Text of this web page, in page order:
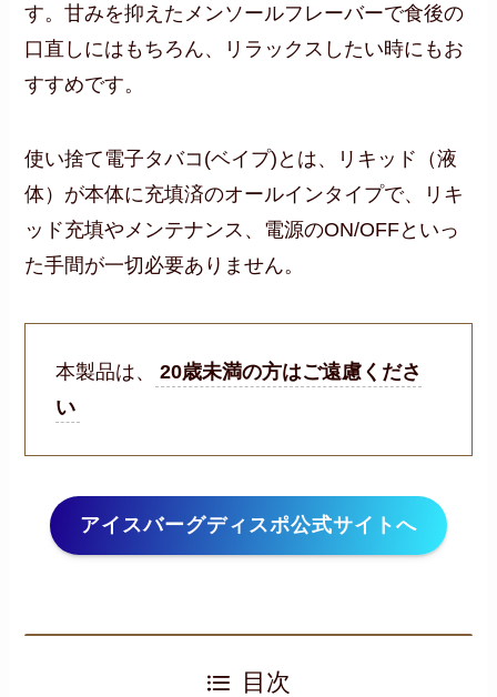
す。甘みを抑えたメンソールフレーバーで食後の
口直しにはもちろん、リラックスしたい時にもお
すすめです。
使い捨て電子タバコ(ベイプ)とは、リキッド（液
体）が本体に充填済のオールインタイプで、リキ
ッド充填やメンテナンス、電源のON/OFFといっ
た手間が一切必要ありません。
本製品は、
20歳未満の方はご遠慮くださ
い
アイスバーグディスポ公式サイトへ
目次